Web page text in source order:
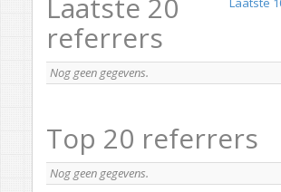
referrers
Nog geen gegevens.
Top 20 referrers
Nog geen gegevens.